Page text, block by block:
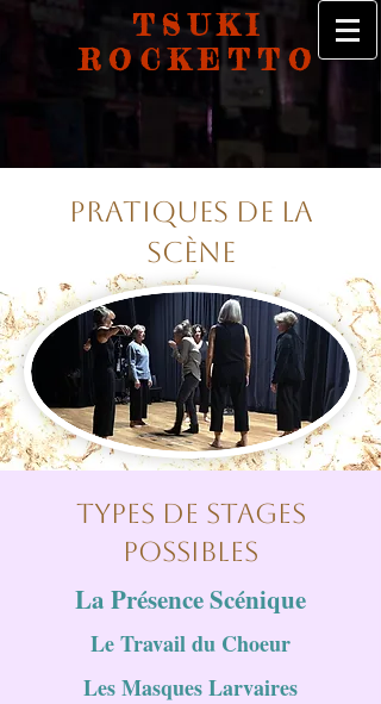
TSUKI
ROCKETTO
Pratiques DE LA
SCÈNe
TYPES DE STAGES
POSSIBLES
La Présence Scénique
Le Travail du Choeur
Les Masques Larvaires